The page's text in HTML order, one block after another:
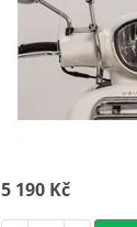
5 190 Kč